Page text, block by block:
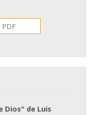
Dios" de Luis